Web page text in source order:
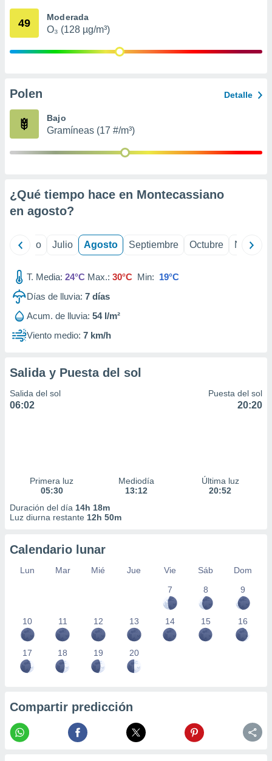
mediante
publicidad
de
49 Moderada
O₃ (128 µg/m³)
Polen Detalle
Bajo
Gramíneas (17 #/m³)
¿Qué tiempo hace en Montecassiano
en agosto?
Junio Julio Agosto Septiembre Octubre
T. Media: 24°C Max.: 30°C Min: 19°C
Días de lluvia: 7 días
Acum. de lluvia: 54 l/m²
Viento medio: 7 km/h
Salida y Puesta del sol
Salida del sol
06:02
Puesta del sol
20:20
Primera luz
05:30
Mediodía
13:12
Última luz
20:52
Duración del día 14h 18m
Luz diurna restante 12h 50m
Calendario lunar
Lun Mar Mié Jue Vie Sáb
Dom
7
8 9
10 11 12 13 14 15 16
17 18 19 20
Compartir predicción